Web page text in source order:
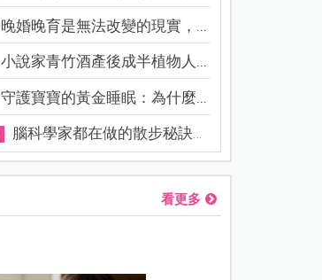
晚婚晚育是無法改變的現實，...
小說家青竹酒產後成半植物人...
守護寶寶的黃金睡眠：為什麼...
腦科學家都在做的散步秘訣！...
看更多